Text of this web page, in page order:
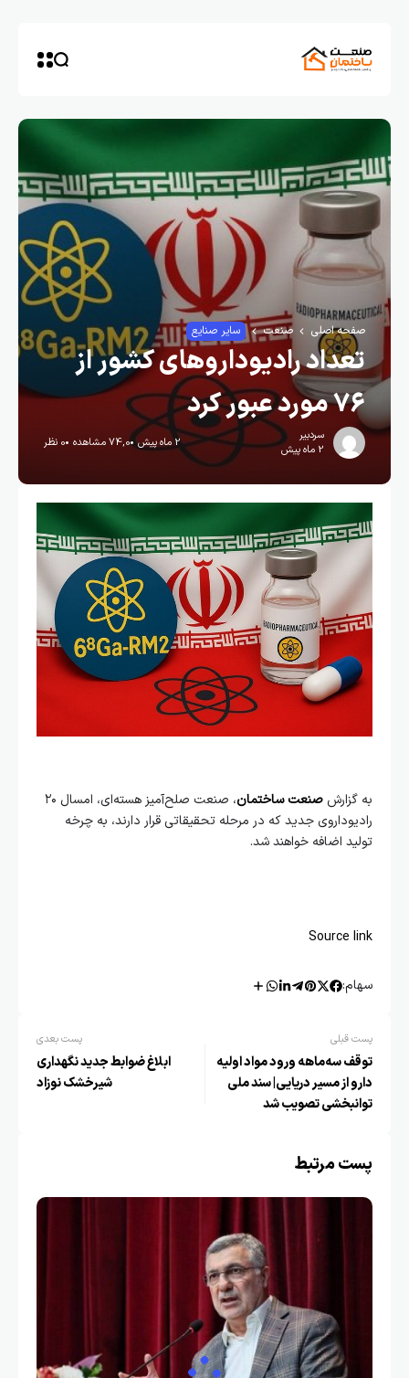
صفحه اصلی صنعت سایر صنایع
تعداد رادیوداروهای کشور از
۷۶ مورد عبور کرد
سردبیر
2 ماه پیش
2 ماه پیش 74,0 مشاهده 0 نظر
به گزارش صنعت ساختمان
، صنعت صلح‌آمیز هسته‌ای، امسال ۲۰
رادیوداروی جدید که در مرحله تحقیقاتی قرار دارند، به چرخه
تولید اضافه خواهند شد.
Source link
سهام:
پست قبلی
توقف سه‌ماهه ورود مواد اولیه
دارو از مسیر دریایی| سند ملی
توانبخشی تصویب شد
پست بعدی
ابلاغ ضوابط جدید نگهداری
شیرخشک نوزاد
پست مرتبط